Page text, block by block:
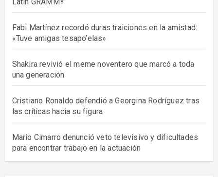
Latin GRAMMY
Fabi Martínez recordó duras traiciones en la amistad:
«Tuve amigas tesapo’elas»
Shakira revivió el meme noventero que marcó a toda
una generación
Cristiano Ronaldo defendió a Georgina Rodríguez tras
las críticas hacia su figura
Mario Cimarro denunció veto televisivo y dificultades
para encontrar trabajo en la actuación